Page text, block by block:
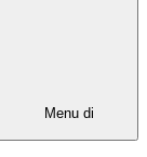
Menu di